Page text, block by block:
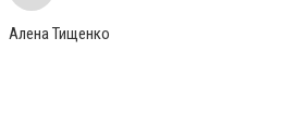
Алена Тищенко